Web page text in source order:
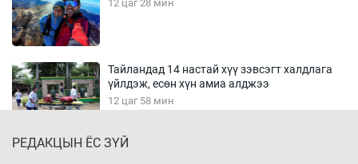
12 цаг 28 мин
Тайландад 14 настай хүү зэвсэгт халдлага
үйлдэж, есөн хүн амиа алджээ
12 цаг 58 мин
РЕДАКЦЫН ЁС ЗҮЙ